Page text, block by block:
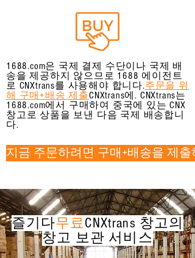
1688.com은 국제 결제 수단이나 국제 배
송을 제공하지 않으므로 1688 에이전트
로 CNXtrans를 사용해야 합니다.주문을 위
해 구매+배송 제출CNXtrans에. CNXtrans는
1688.com에서 구매하여 중국에 있는 CNX
창고로 상품을 보낸 다음 국제 배송합니
다.
지금 주문하려면 구매+배송을 제출
즐기다무료CNXtrans 창고의
창고 보관 서비스